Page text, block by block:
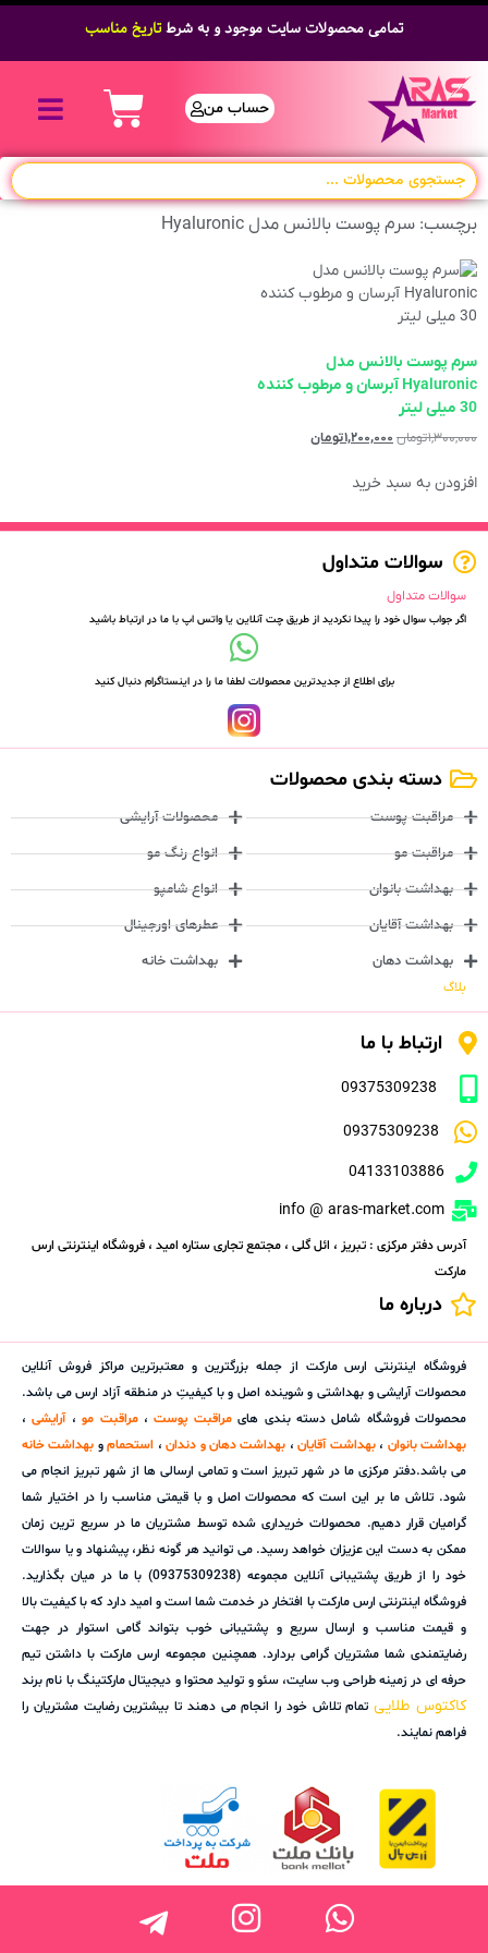
تمامی محصولات سایت موجود و به شرطتاریخ مناسب
حساب من
برچسب: سرم پوست بالانس مدل Hyaluronic
سرم پوست بالانس مدل
Hyaluronic آبرسان و مرطوب کننده
30 میلی لیتر
۱,۳۰۰,۰۰۰تومان ۱,۲۰۰,۰۰۰تومان
افزودن به سبد خرید
سوالات متداول
سوالات متداول
اگر جواب سوال خود را پیدا نکردید از طریق چت آنلاین یا واتس اپ با ما در ارتباط باشید
برای اطلاع از جدیدترین محصولات لطفا ما را در اینستاگرام دنبال کنید
دسته بندی محصولات
مراقبت پوست
مراقبت مو
بهداشت بانوان
بهداشت آقایان
بهداشت دهان
محصولات آرایشی
انواع رنگ مو
انواع شامپو
عطرهای اورجینال
بهداشت خانه
بلاگ
ارتباط با ما
09375309238
09375309238
04133103886
info @ aras-market.com
آدرس دفتر مرکزی : تبریز ، ائل گلی ، مجتمع تجاری ستاره امید ، فروشگاه اینترنتی ارس
مارکت
درباره ما
فروشگاه اینترنتی ارس مارکت از جمله بزرگترین و معتبرترین مراکز فروش آنلاین
محصولات آرایشی و بهداشتی و شوینده اصل و با کیفیتِ در منطقه آزاد ارس می باشد.
محصولات فروشگاه شامل دسته بندی هایمراقبت پوست،مراقبت مو،آرایشی،
بهداشت بانوان ،بهداشت آقایان، بهداشت دهان و دندان، استحمامو بهداشت خانه
می باشد.دفتر مرکزی ما در شهر تبریز است و تمامی ارسالی ها از شهر تبریز انجام می
شود. تلاش ما بر این است که محصولات اصل و با قیمتی مناسب را در اختیار شما
گرامیان قرار دهیم. محصولات خریداری شده توسط مشتریان ما در سریع ترین زمان
ممکن به دست این عزیزان خواهد رسید. می توانید هر گونه نظر، پیشنهاد و یا سوالات
خود را از طریق پشتیبانی آنلاین مجموعه (09375309238) با ما در میان بگذارید.
فروشگاه اینترنتی ارس مارکت با افتخار در خدمت شما است و امید دارد که با کیفیت بالا
و قیمت مناسب و ارسال سریع و پشتیبانی خوب بتواند گامی استوار در جهت
رضایتمندی شما مشتریان گرامی بردارد. همچنین مجموعه ارس مارکت با داشتن تیم
حرفه ای در زمینه طراحی وب سایت، سئو و تولید محتوا و دیجیتال مارکتینگ با نام برند
کاکتوس طلاییتمام تلاش خود را انجام می دهند تا بیشترین رضایت مشتریان را
فراهم نمایند.